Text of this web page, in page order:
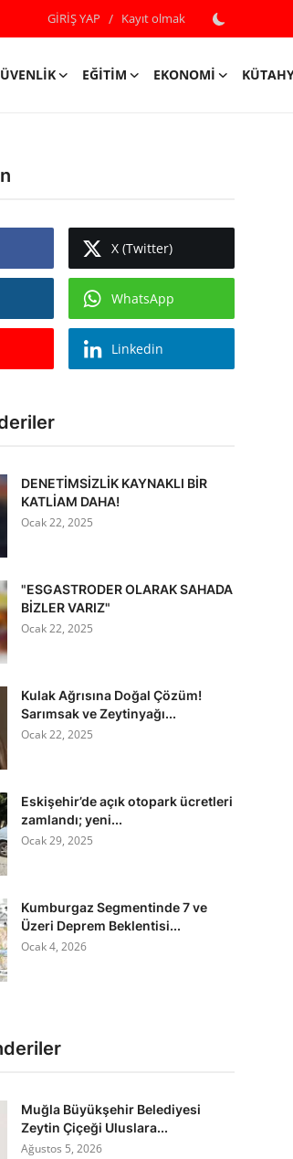
GİRİŞ YAP / Kayıt olmak
EĞITIM EKONOMI
X (Twitter)
WhatsApp
Linkedin
DENETİMSİZLİK KAYNAKLI BİR
KATLİAM DAHA!
Ocak 22, 2025
"ESGASTRODER OLARAK SAHADA
BİZLER VARIZ"
Ocak 22, 2025
Kulak Ağrısına Doğal Çözüm!
Sarımsak ve Zeytinyağı...
Ocak 22, 2025
Eskişehir’de açık otopark ücretleri
zamlandı; yeni...
Ocak 29, 2025
Kumburgaz Segmentinde 7 ve
Üzeri Deprem Beklentisi...
Ocak 4, 2026
Muğla Büyükşehir Belediyesi
Zeytin Çiçeği Uluslara...
Ağustos 5, 2026